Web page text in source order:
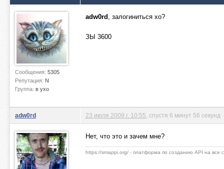
Сообщения: 5305
Репутация: N
Группа: в ухо
adw0rd , залогиниться хо?
ЗЫ 3600
adw0rd 23 июля 2009 г. 10:55 , спустя 6 минут 56 секунд
Нет, что это и зачем мне?
https://smappi.org/ - платформа по созданию API на все